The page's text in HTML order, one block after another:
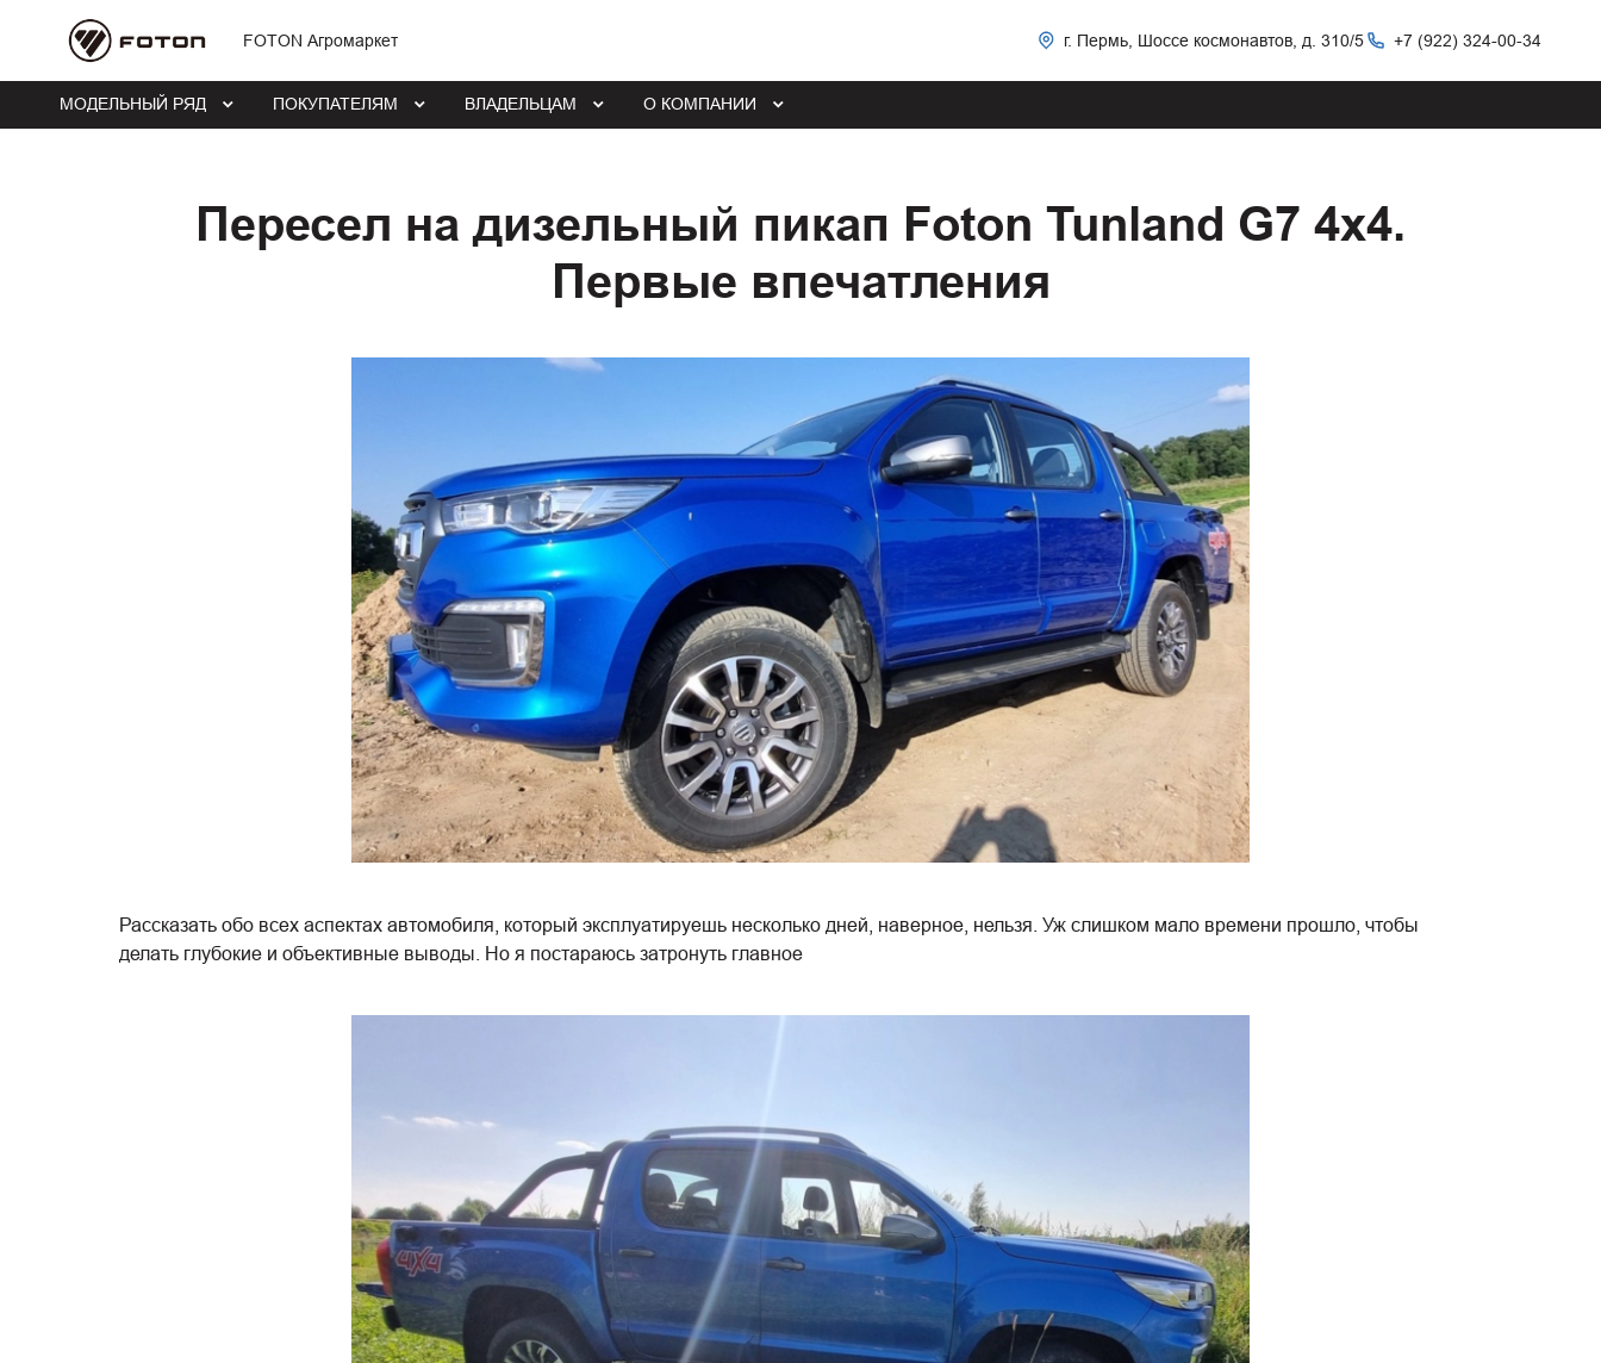
FOTON Агромаркет г. Пермь, Шоссе космонавтов, д. 310/5 +7 (922) 324-00-34
МОДЕЛЬНЫЙ РЯД ПОКУПАТЕЛЯМ ВЛАДЕЛЬЦАМ О КОМПАНИИ
Пересел на дизельный пикап Foton Tunland G7 4х4.
Первые впечатления
Рассказать обо всех аспектах автомобиля, который эксплуатируешь несколько дней, наверное, нельзя. Уж слишком мало времени прошло, чтобы
делать глубокие и объективные выводы. Но я постараюсь затронуть главное